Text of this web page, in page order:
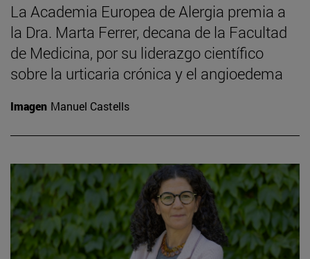
La Academia Europea de Alergia premia a
la Dra. Marta Ferrer, decana de la Facultad
de Medicina, por su liderazgo científico
sobre la urticaria crónica y el angioedema
Imagen Manuel Castells